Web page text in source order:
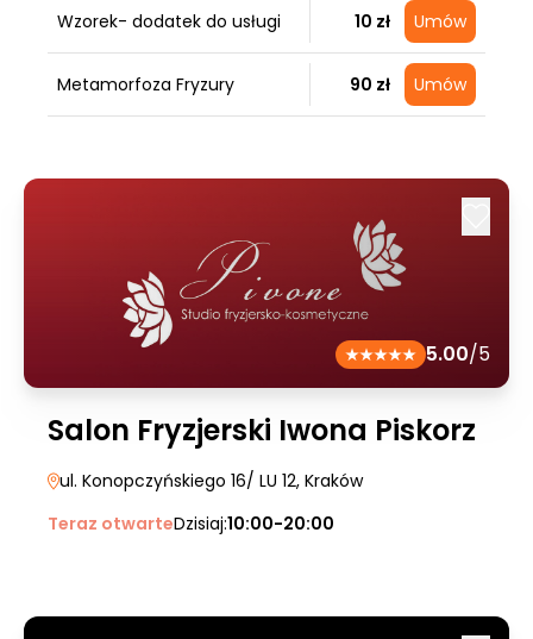
Wzorek- dodatek do usługi 10 zł Umów
Metamorfoza Fryzury 90 zł Umów
5.00/5
Salon Fryzjerski Iwona Piskorz
ul. Konopczyńskiego 16/ LU 12, Kraków
Teraz otwarteDzisiaj:10:00-20:00